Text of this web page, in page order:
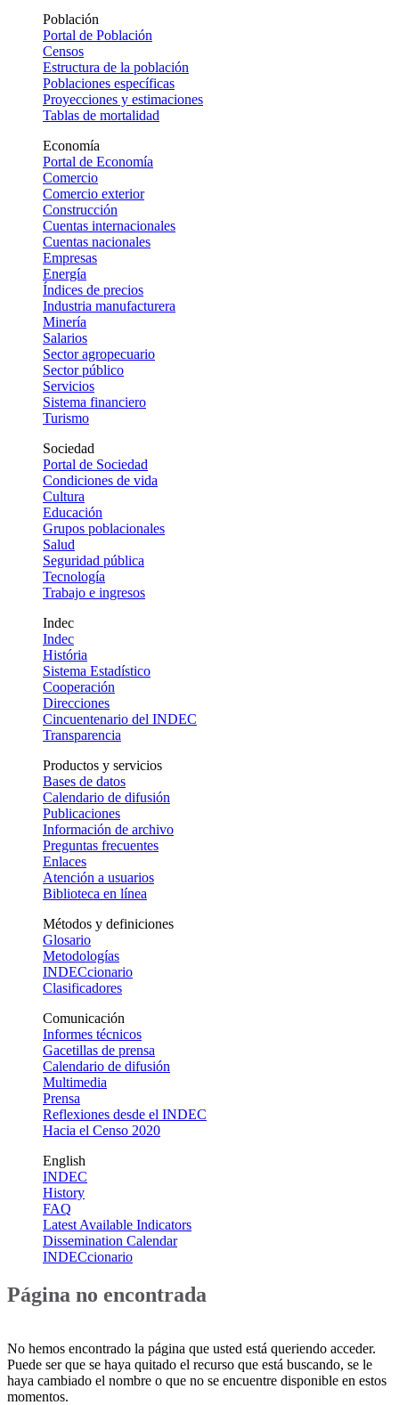
Población
Portal de Población
Censos
Estructura de la población
Poblaciones específicas
Proyecciones y estimaciones
Tablas de mortalidad
Economía
Portal de Economía
Comercio
Comercio exterior
Construcción
Cuentas internacionales
Cuentas nacionales
Empresas
Energía
Índices de precios
Industria manufacturera
Minería
Salarios
Sector agropecuario
Sector público
Servicios
Sistema financiero
Turismo
Sociedad
Portal de Sociedad
Condiciones de vida
Cultura
Educación
Grupos poblacionales
Salud
Seguridad pública
Tecnología
Trabajo e ingresos
Indec
Indec
História
Sistema Estadístico
Cooperación
Direcciones
Cincuentenario del INDEC
Transparencia
Productos y servicios
Bases de datos
Calendario de difusión
Publicaciones
Información de archivo
Preguntas frecuentes
Enlaces
Atención a usuarios
Biblioteca en línea
Métodos y definiciones
Glosario
Metodologías
INDECcionario
Clasificadores
Comunicación
Informes técnicos
Gacetillas de prensa
Calendario de difusión
Multimedia
Prensa
Reflexiones desde el INDEC
Hacia el Censo 2020
English
INDEC
History
FAQ
Latest Available Indicators
Dissemination Calendar
INDECcionario
Página no encontrada
No hemos encontrado la página que usted está queriendo acceder.
Puede ser que se haya quitado el recurso que está buscando, se le
haya cambiado el nombre o que no se encuentre disponible en estos
momentos.